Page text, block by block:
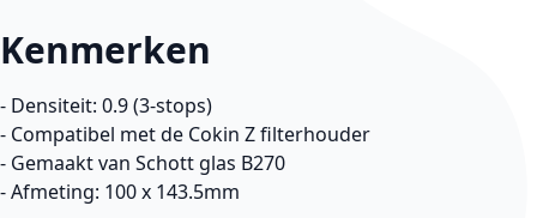
Kenmerken
- Densiteit: 0.9 (3-stops)
- Compatibel met de Cokin Z filterhouder
- Gemaakt van Schott glas B270
- Afmeting: 100 x 143.5mm